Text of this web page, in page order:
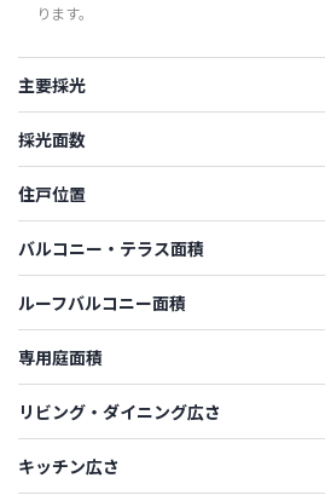
ります。
主要採光
採光面数
住戸位置
バルコニー・テラス面積
ルーフバルコニー面積
専用庭面積
リビング・ダイニング広さ
キッチン広さ